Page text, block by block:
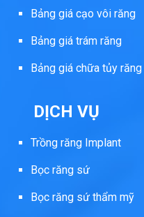
Bảng giá cạo vôi răng
Bảng giá trám răng
Bảng giá chữa tủy răng
DỊCH VỤ
Trồng răng Implant
Bọc răng sứ
Bọc răng sứ thẩm mỹ